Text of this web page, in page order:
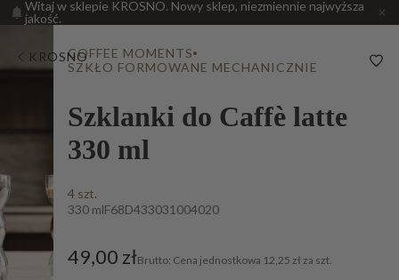
Witaj w sklepie KROSNO. Nowy sklep, niezmiennie najwyższa
jakość.
KROSNOCOFFEE MOMENTS
SZKŁO FORMOWANE MECHANICZNIE
Szklanki do Caffè latte
330 ml
4 szt.
330 mlF68D433031004020
49,00 zł Cena jednostkowa 12,25 zł za szt.